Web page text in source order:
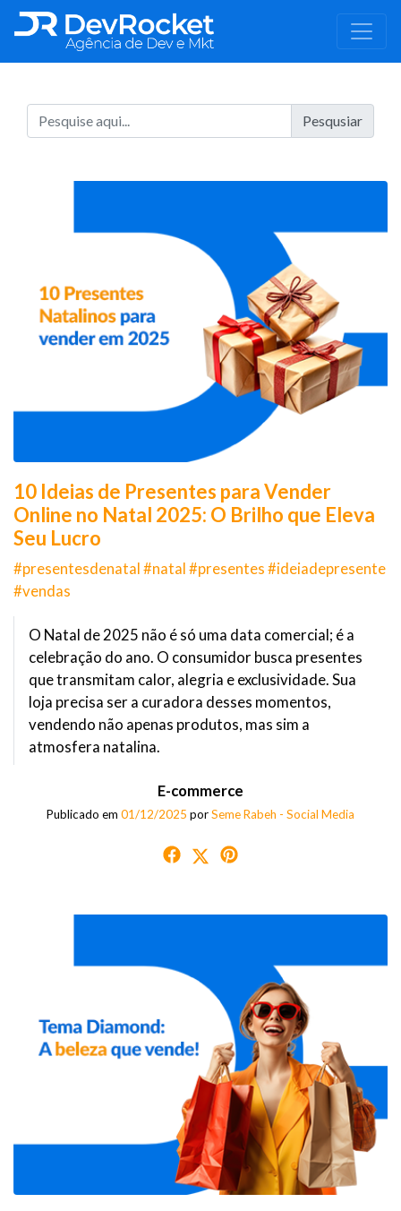
Pesqusiar
10 Ideias de Presentes para Vender
Online no Natal 2025: O Brilho que Eleva
Seu Lucro
#presentesdenatal #natal #presentes #ideiadepresente
#vendas
O Natal de 2025 não é só uma data comercial; é a
celebração do ano. O consumidor busca presentes
que transmitam calor, alegria e exclusividade. Sua
loja precisa ser a curadora desses momentos,
vendendo não apenas produtos, mas sim a
atmosfera natalina.
E-commerce
Publicado em 01/12/2025 porSeme Rabeh - Social Media